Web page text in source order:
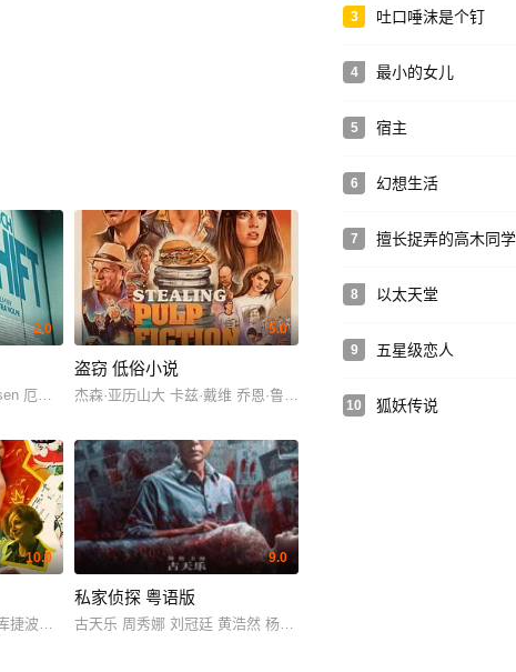
2.0
厄斯·布勒 Margherita Schoch 朱格·普拉斯 阿利雷扎·贝拉姆 Ridvan Murati
5.0
盗窃 低俗小说
杰森·亚历山大 卡兹·戴维 乔恩·鲁德尼茨基 卡兰·索尼 奥利弗·库珀 泰
10.0
捷波娃 伊琳娜·诺索娃 Magoga Machulskaya Marfa Ivanova Egor Leontev
9.0
私家侦探 粤语版
古天乐 周秀娜 刘冠廷 黄浩然 杨偲泳 张兆辉 黄诗棋 培永 蔡祥宇 关
3 吐口唾沫是个钉
4 最小的女儿
5 宿主
6 幻想生活
7 擅长捉弄的高木同学
8 以太天堂
9 五星级恋人
10 狐妖传说